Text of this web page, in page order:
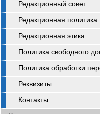
Редакционный совет
Редакционная политика
Редакционная этика
Политика свободного
Политика обработки
Реквизиты
Контакты